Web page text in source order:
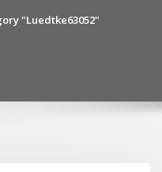
"Luedtke63052"